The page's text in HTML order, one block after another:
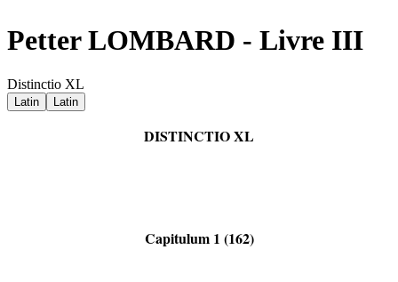
Petter LOMBARD - Livre III
Distinctio XL
Latin Latin
DISTINCTIO XL
Capitulum 1 (162)